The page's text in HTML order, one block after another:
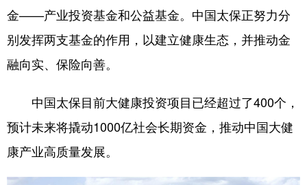
金——产业投资基金和公益基金。中国太保正努力分
别发挥两支基金的作用，以建立健康生态，并推动金
融向实、保险向善。
中国太保目前大健康投资项目已经超过了400个，
预计未来将撬动1000亿社会长期资金，推动中国大健
康产业高质量发展。